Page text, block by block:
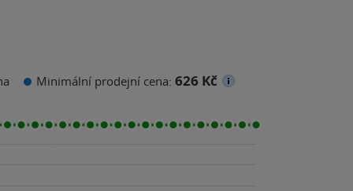
Minimální prodejní cena: 626 Kč